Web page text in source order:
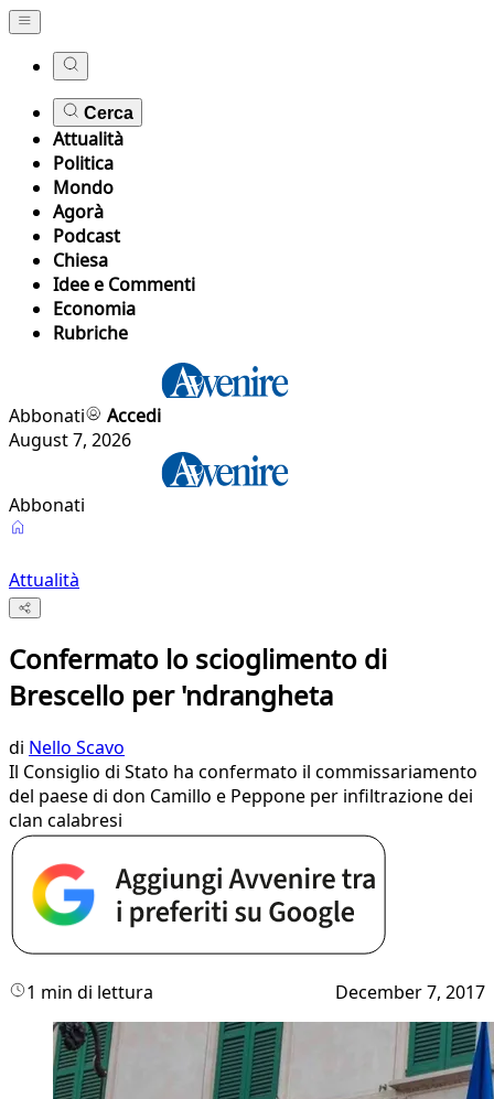
Cerca
Attualità
Politica
Mondo
Agorà
Podcast
Chiesa
Idee e Commenti
Economia
Rubriche
Abbonati
Accedi
August 7, 2026
Abbonati
Attualità
Confermato lo scioglimento di
Brescello per 'ndrangheta
di Nello Scavo
Il Consiglio di Stato ha confermato il commissariamento
del paese di don Camillo e Peppone per infiltrazione dei
clan calabresi
1 min di lettura December 7, 2017